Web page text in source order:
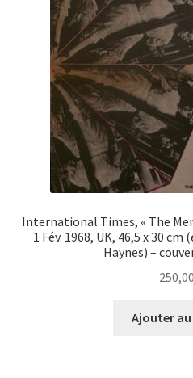
International Times, « The
1 Fév. 1968, UK, 46,5 x 30
Haynes) –
250,00
Ajouter